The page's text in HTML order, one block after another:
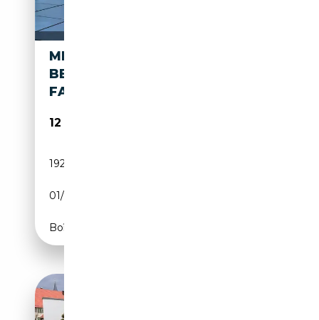
MERCEDES-BENZ ML 500 AMG
BEGINN PLEULAGERSCAHDEN
FAHRBEREIT
12 500€
192 000 km
01/2013
Boîte automatique